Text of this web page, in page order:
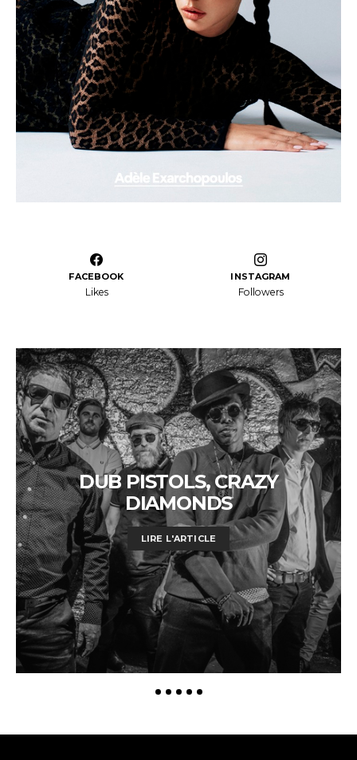
FACEBOOK
Likes
INSTAGRAM
Followers
DUB PISTOLS, CRAZY
DIAMONDS
LIRE L'ARTICLE